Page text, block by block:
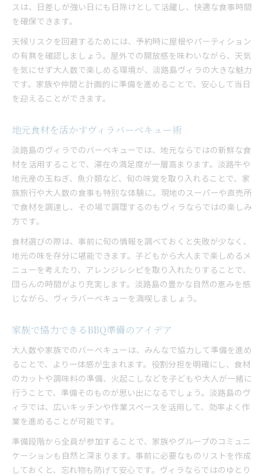
スは、日差しが強い日にも日除けとして活躍し、快適な食事時間
を確保できます。
天候リスクを回避するためには、予約時に屋根やパーティション
の有無を確認しましょう。屋外での開放感を味わいながら、天気
を気にせず大人数で楽しめる環境が、淡路島ヴィラの大きな魅力
です。家族や仲間と計画的に準備を進めることで、安心して当日
を迎えることができます。
地元食材を活かすヴィラバーベキュー術
淡路島のヴィラでのバーベキューでは、地元ならではの新鮮な食
材を活用することで、滞在の満足度が一層高まります。淡路牛や
地元産の玉ねぎ、魚介類など、旬の味覚を取り入れることで、家
族旅行や大人数の食事も特別な体験に。現地のスーパーや直売所
で食材を調達し、その場で調理するのもヴィラならではの楽しみ
方です。
食材選びの際は、事前に旬の情報を調べておくと失敗が少なく、
地元の味を存分に堪能できます。子どもから大人まで楽しめるメ
ニューを考えたり、アレンジレシピを取り入れたりすることで、
団らんの時間がより充実します。淡路島の豊かな自然の恵みを感
じながら、ヴィラバーベキューを満喫しましょう。
家族で協力できるBBQ準備のアイデア
大人数や家族でのバーベキューは、みんなで協力して準備を進め
ることで、より一体感が生まれます。役割分担を明確にし、食材
のカットや調味料の準備、火起こしなどを子どもや大人が一緒に
行うことで、準備そのものが思い出になるでしょう。淡路島のヴ
ィラでは、広いキッチンや作業スペースを活用して、効率よく作
業を進めることが可能です。
準備段階から全員が参加することで、家族やグループのコミュニ
ケーションも自然と深まります。事前に必要なものリストを作成
しておくと、忘れ物も防げて安心です。ヴィラならではのゆとり